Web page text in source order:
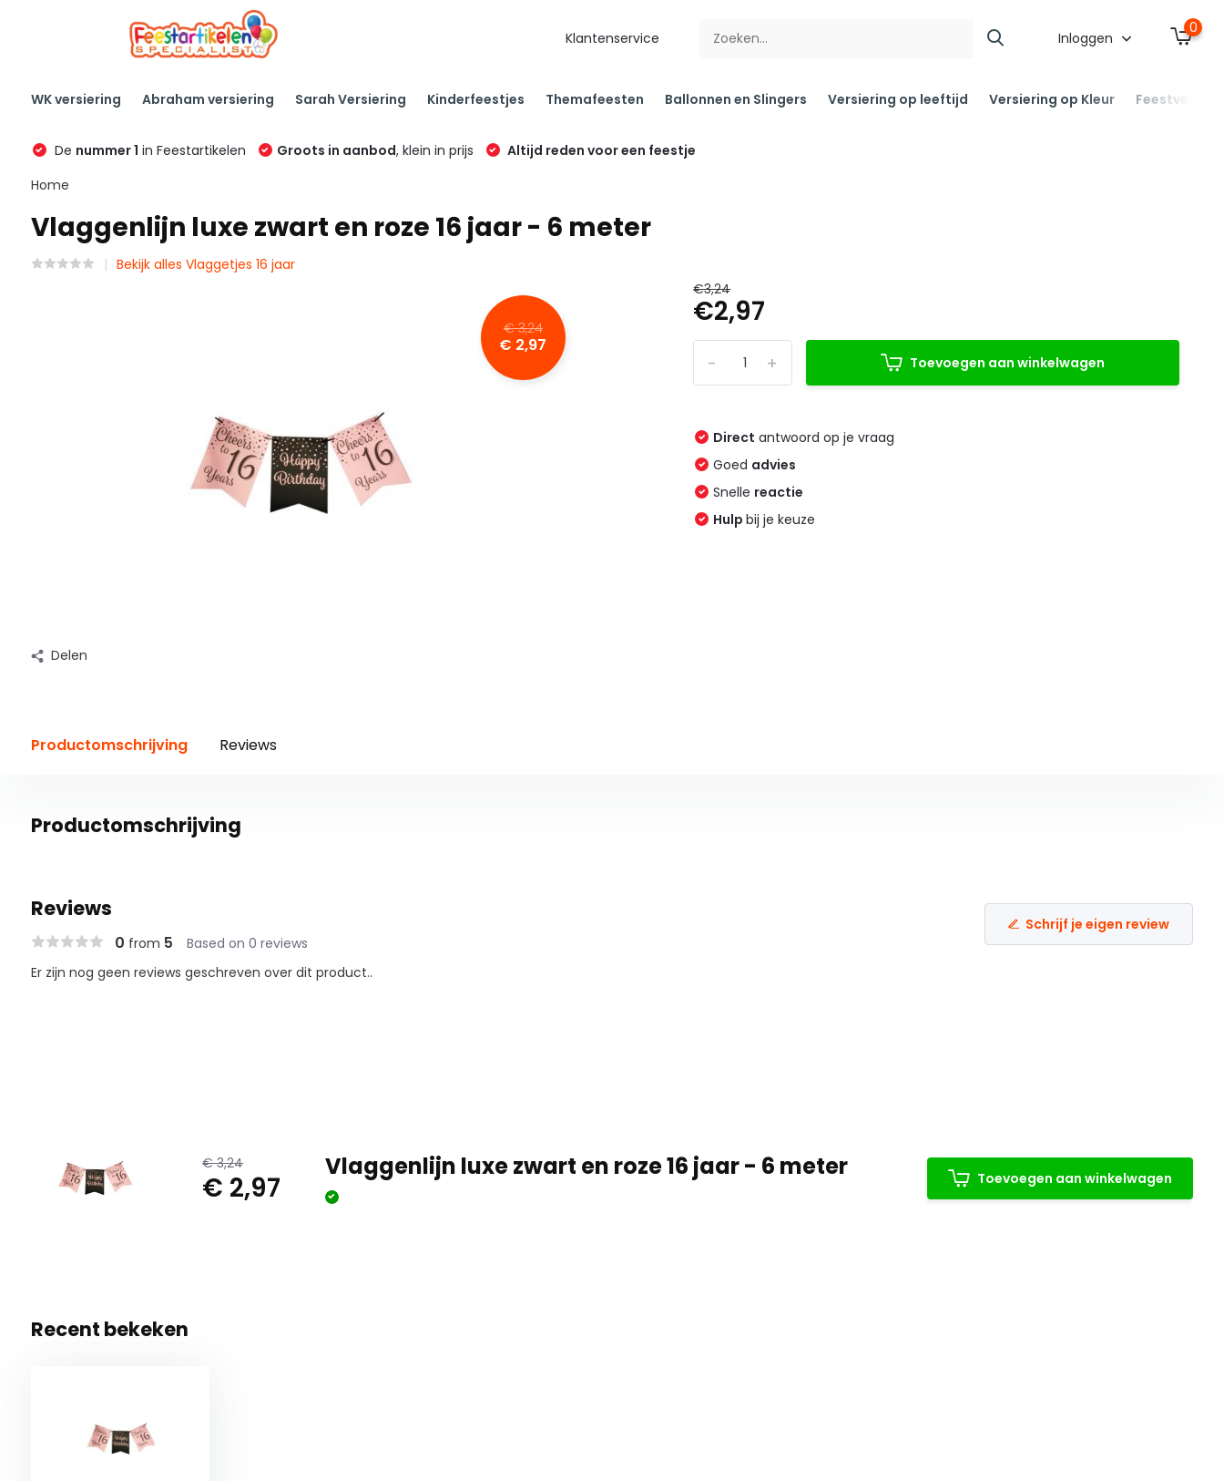
Klantenservice Inloggen
0
WK versiering Abraham versiering Sarah Versiering Kinderfeestjes Themafeesten Ballonnen en Slingers Versiering op leeftijd Versiering op Kleur
De nummer 1 in Feestartikelen Groots in aanbod, klein in prijs
Altijd reden voor een feestje
Home
Vlaggenlijn luxe zwart en roze 16 jaar - 6 meter
Bekijk alles Vlaggetjes 16 jaar
€ 3,24
€ 2,97
Delen
€3,24
€2,97
+
- Toevoegen aan winkelwagen
Direct antwoord op je vraag
Goed advies
Snelle reactie
Hulpbij je keuze
Productomschrijving Reviews
Productomschrijving
Reviews
0 from 5 Based on 0 reviews
Schrijf je eigen review
Er zijn nog geen reviews geschreven over dit product..
€ 3,24
€ 2,97
Vlaggenlijn luxe zwart en roze 16 jaar - 6 meter Toevoegen aan winkelwagen
Recent bekeken